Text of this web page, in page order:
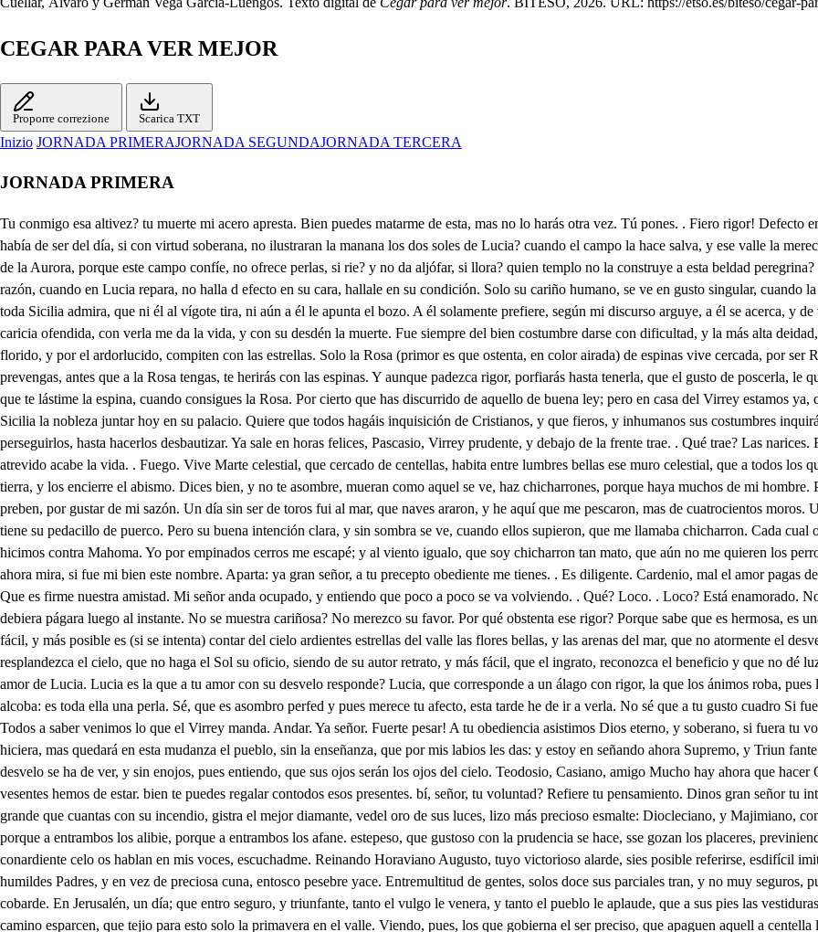
CEGAR PARA VER MEJOR
Proporre correzione Scarica TXT
Inizio JORNADA PRIMERAJORNADA SEGUNDAJORNADA TERCERA
JORNADA PRIMERA
Tu conmigo esa altivez? tu muerte mi acero apresta. Bien puedes matarme de esta, mas no lo harás otra vez. Tú pones. . Fiero rigor! Defecto en la lumbre bella? en la más florida estrella? en la más lúcida flor? que había de ser del día, si con virtud soberana, no ilustraran la manana los dos soles de Lucia? cuando el campo la hace salva, y ese valle la merece por Reina suya, amanece. con más hermosura el alba. Ya emulación de la Aurora, porque este campo confíe, no ofrece perlas, si rie? y no da aljófar, si llora? quien templo no la construye a esta beldad peregrina? que si como flor inclina, también como estrella luce. Señor mío, mi razón, cuando en Lucia repara, no halla d efecto en su cara, hallale en su condición. Solo su cariño humano, se ve en gusto singular, cuando la entra a visitar, ese estudiante Casiano. Ese desbarbado mozo, que a toda Sicilia admira, que ni él al vígote tira, ni aún a él le apunta el bozo. A él solamente prefiere, según mi discurso arguye, a él se acerca, y de ti huye: mira pues lo que te quiere. Chicharron varia la suerte de mi caricia ofendida, con verla me da la vida, y con su desdén la muerte. Fue siempre del bien costumbre darse con dificultad, y la más alta deidad, cuesta mayor pesadumbre. Entre cuantas flores bellas adornan jardín florido, y por el ardorlucido, compiten con las estrellas. Solo la Rosa (primor es que ostenta, en color airada) de espinas vive cercada, por ser Reina de las flores. Y si a cogerla te inclinas, pormás que el pulso prevengas, antes que a la Rosa tengas, te herirás con las espinas. Y aunque padezca rigor, porfiarás hasta tenerla, que el gusto de poscerla, le quitará aquel dolor; Y no es mucho, si amorosa ella a tu afecto se inclina, que te lástime la espina, cuando consigues la Rosa. Por cierto que has discurrido de aquello de buena ley; pero en casa del Virrey estamos ya, que ofendido Quiere esta vez con espacio, y sin mostrarnos ribieza, de Sicilia la nobleza juntar hoy en su palacio. Quiere que todos hagáis inquisición de Cristianos, y que fieros, y inhumanos sus costumbres inquiráis: Para esto te envió a llamar, y esto a mí cólera basta, que he de perseguirlos, hasta hacerlos desbautizar. Ya sale en horas felices, Pascasio, Virrey prudente, y debajo de la frente trae. . Qué trae? Las narices. En ardiente hoguera, luego, porque a Marte no ha creído ese Cristiano atrevido acabe la vida. . Fuego. Vive Marte celestial, que cercado de centellas, habita entre lumbres bellas ese muro celestial, que a todos los que el bautismo guardan, he de hacerlos guerra, aunque los cubra la tierra, y los encierre el abismo. Dices bien, y no te asombre, mueran como aquel se ve, haz chicharrones, porque haya muchos de mi hombre. Pues te llamas chicharrón? Si señor, y fue mi bien. Tu bien? . La gana preben, por gustar de mi sazón. Un día sin ser de toros fui al mar, que naves araron, y he aquí que me pescaron, mas de cuatrocientos moros. Uno en su sospecha terco, mirarme mucho previene, y les dijo, aqueste tiene su pedacillo de puerco. Pero su buena intención clara, y sin sombra se ve, cuando ellos supieron, que me llamaba chicharron. Cada cual odio me toma, y se apartan con cuidado, diciendo, grande pecado. hicimos contra Mahoma. Yo por empinados cerros me escapé; y al viento igualo, que soy chicharron tan mato, que aún no me quieren los perros. Y sin que nada me asombre me libré de tanta gira, por chicharon, ahora mira, si fue mi bien este nombre. Aparta: ya gran señor, a tu precepto obediente me tienes. . Es diligente. Cardenio, mal el amor pagas de mi voluntad, en no verme cuando sabes. Qué tiesos están, que graves! Que es firme nuestra amistad. Mi señor anda ocupado, y entiendo que poco a poco se va volviendo. . Qué? Loco. . Loco? Está enamorado. No paga el afecto amante, esa que tu amor venera, Es mujer, que si debiera págara luego al instante. No se muestra cariñosa? No merezco su favor. Por qué obstenta ese rigor? Porque sabe que es hermosa, es una mujer terrible. Un imposible querrás. Si me escuchas lo sabrás, más fácil, y más posible es (si se intenta) contar del cielo ardientes estrellas del valle las flores bellas, y las arenas del mar, que no atormente el desvelo, que el pesar no cause guerra, que no fecunde la tierra, que no resplandezca el cielo, que no haga el Sol su oficio, siendo de su autor retrato, y más fácil, que el ingrato, reconozca el beneficio y que no dé luz el día con claridad infalible, pues todo aquesto es posible, y no el amor de Lucia. Lucia es la que a tu amor con su desvelo responde? Lucia, que corresponde a un álago con rigor, la que los ánimos roba, pues la vi hacer muy atento y Lucia en su aposento, en la sala, y en la alcoba: es toda ella una perla. Sé, que es asombro perfed y pues merece tu afecto, esta tarde he de ir a verla. No sé que a tu gusto cuadro Si fuera su condición, como es su perfección. Quedo, que viene su padre Todos a saber venimos lo que el Virrey manda. Andar. Ya señor. Fuerte pesar! A tu obediencia asistimos Dios eterno, y soberano, si fuera tu voluntad, que sin temer su impiedad, me declarara Cristiano. Señor, yo lo hiciera, mas quedará en esta mudanza el pueblo, sin la enseñanza, que por mis labios les das: y estoy en señando ahora Supremo, y Triun fante Re los preceptos de tu ley a la más hermosa Aurora que en Lucia mi desvelo se ha de ver, y sin enojos, pues entiendo, que sus ojos serán los ojos del cielo. Teodosio, Casiano, amigo Mucho hay ahora que hacer Quiero que lleguéis a ser demi justicia testigos, Atujusticia obedientes, vesentes hemos de estar. bien te puedes regalar contodos esos presentes. bí, señor, tu voluntad? Refiere tu pensamiento. Dinos gran señor tu intento. Pues amigos escuchad. jobleza de Zaragoza, idad en Cicilia, grande que cuantas con su incendio, gistra el mejor diamante, vedel oro de sus luces, lizo más precioso esmalte: Diocleciano, y Majimiano, con unidas voluntades, lagran corona del Orbe, ensus dos frentes reparten; porque a entrambos los alibie, porque a entrambos los afane. estepeso, que gustoso con la prudencia se hace, sse gozan los placeres, previniendo los pesares. estas Augustas Antorchas, que alumbran lo más distante, conardiente celo os hablan en mis voces, escuchadme. Reinando Horaviano Augusto, tuyo victorioso alarde, sies posible referirse, esdifícil imitarse. Nació un Hombre en Galilea, Ya Nobleza de Cicilia, depobres, humildes Padres, y en vez de preciosa cuna, entosco pesebre yace. Entremultitud de gentes, solos doce sus parciales tran, y no muy seguros, pues en su ley, poco estables, únole vendio atrevido, y otro le negó cobarde. En Jerusalén, un día;